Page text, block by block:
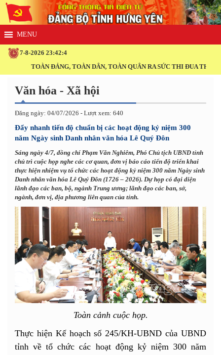
7-8-2026 23:42:4
TOÀN ĐẢNG, TOÀN DÂN, TOÀN QUÂN RA SỨC THI ĐUA THỰC HIỆN
Văn hóa - Xã hội
Đăng ngày: 04/07/2026 - Lượt xem: 640
Đẩy nhanh tiến độ chuẩn bị các hoạt động kỷ niệm 300
năm Ngày sinh Danh nhân văn hóa Lê Quý Đôn
Sáng ngày 4/7, đồng chí Phạm Văn Nghiêm, Phó Chủ tịch UBND tỉnh
chủ trì cuộc họp nghe các cơ quan, đơn vị báo cáo tiến độ triển khai
thực hiện nhiệm vụ tổ chức các hoạt động kỷ niệm 300 năm Ngày sinh
Danh nhân văn hóa Lê Quý Đôn (1726 – 2026). Dự họp có đại diện
lãnh đạo các ban, bộ, ngành Trung ương; lãnh đạo các ban, sở,
ngành, đơn vị, địa phương liên quan của tỉnh.
Toàn cảnh cuộc họp.
Thực hiện Kế hoạch số 245/KH-UBND của UBND
tỉnh về tổ chức các hoạt động kỷ niệm 300 năm